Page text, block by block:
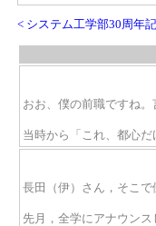
< システム工学部30周年
おお、僕の前職ですね
当時から「これ、都心
長田（伊）さん，そこで
先月，全学にアナウン